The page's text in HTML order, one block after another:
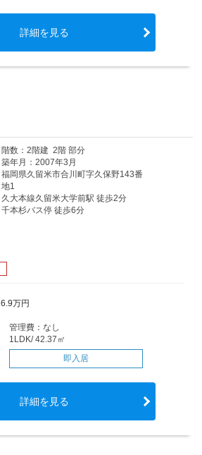
詳細を見る
階数：2階建 2階 部分
築年月：2007年3月
福岡県久留米市合川町字久保野143番
地1
久大本線久留米大学前駅 徒歩2分
千本杉バス停 徒歩6分
万円
管理費：なし
1LDK/ 42.37㎡
即入居
詳細を見る